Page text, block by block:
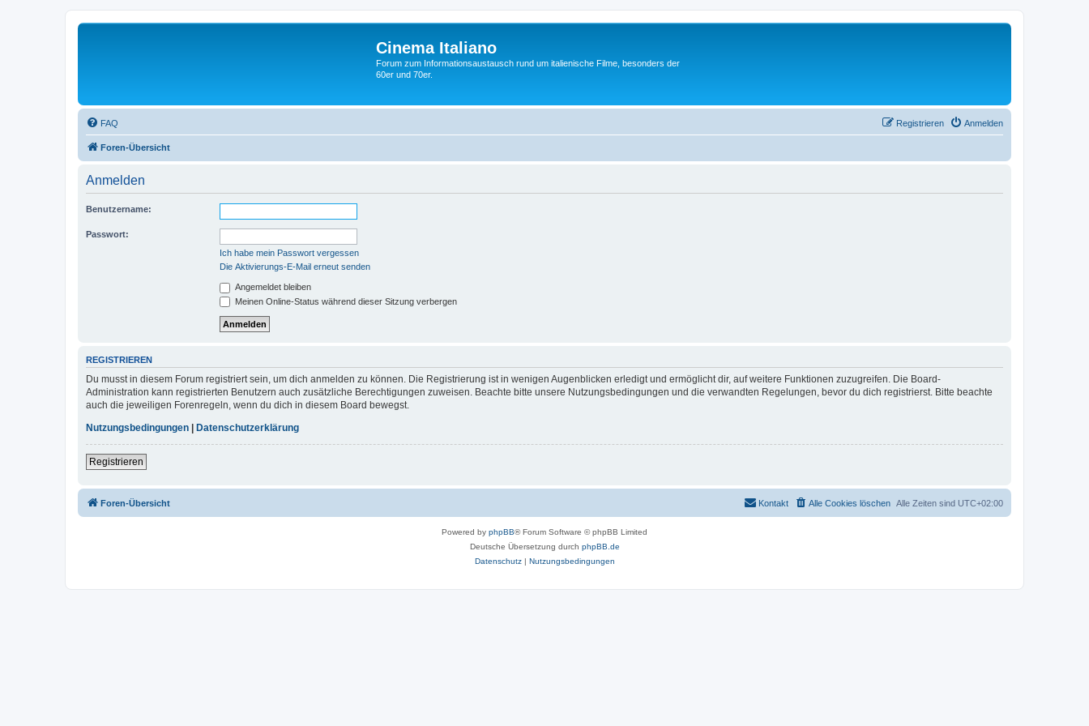
Cinema Italiano
Forum zum Informationsaustausch rund um italienische Filme, besonders der
60er und 70er.
FAQ Anmelden
Registrieren
Foren-Übersicht
Anmelden
Benutzername:
Passwort:
Ich habe mein Passwort vergessen
Die Aktivierungs-E-Mail erneut senden
Angemeldet bleiben
Meinen Online-Status während dieser Sitzung verbergen
REGISTRIEREN
Du musst in diesem Forum registriert sein, um dich anmelden zu können. Die Registrierung ist in wenigen Augenblicken erledigt und ermöglicht dir, auf weitere Funktionen zuzugreifen. Die Board-
Administration kann registrierten Benutzern auch zusätzliche Berechtigungen zuweisen. Beachte bitte unsere Nutzungsbedingungen und die verwandten Regelungen, bevor du dich registrierst. Bitte beachte
auch die jeweiligen Forenregeln, wenn du dich in diesem Board bewegst.
Nutzungsbedingungen | Datenschutzerklärung
Registrieren
Foren-Übersicht Alle Zeiten sind UTC+02:00
Alle Cookies löschen
Kontakt
Powered by phpBB® Forum Software © phpBB Limited
Deutsche Übersetzung durch phpBB.de
Datenschutz| Nutzungsbedingungen